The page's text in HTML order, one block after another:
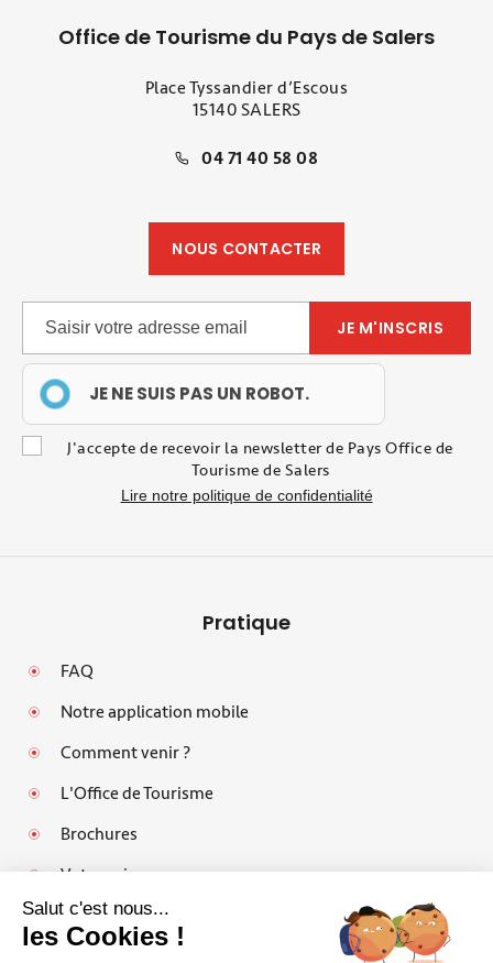
Office de Tourisme du Pays de Salers
Place Tyssandier d’Escous
15140 SALERS
04 71 40 58 08
NOUS CONTACTER
JE NE SUIS PAS UN ROBOT.
J'accepte de recevoir la newsletter de Pays Office de
Tourisme de Salers
Lire notre politique de confidentialité
Pratique
FAQ
Notre application mobile
Comment venir ?
L'Office de Tourisme
Brochures
Votre avis
Salut c'est nous...
les Cookies !